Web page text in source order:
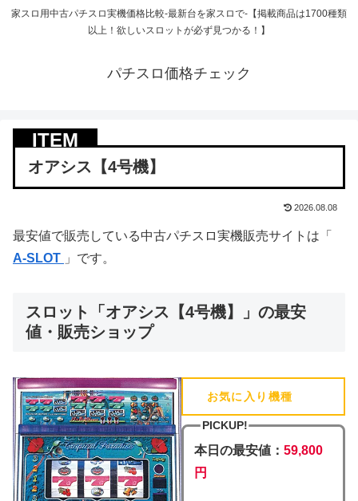
家スロ用中古パチスロ実機価格比較-最新台を家スロで-【掲載商品は1700種類
以上！欲しいスロットが必ず見つかる！】
パチスロ価格チェック
オアシス【4号機】
2026.08.08
最安値で販売している中古パチスロ実機販売サイトは「
A-SLOT 」です。
スロット「オアシス【4号機】」の最安
値・販売ショップ
お気に入り機種
PICKUP!
本日の最安値： 59,800
円